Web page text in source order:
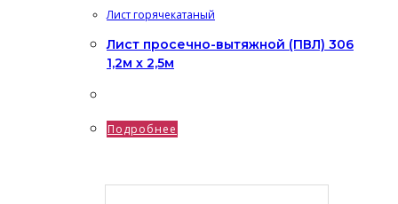
Лист горячекатаный
Лист просечно-вытяжной (ПВЛ) 306
1,2м х 2,5м
Подробнее